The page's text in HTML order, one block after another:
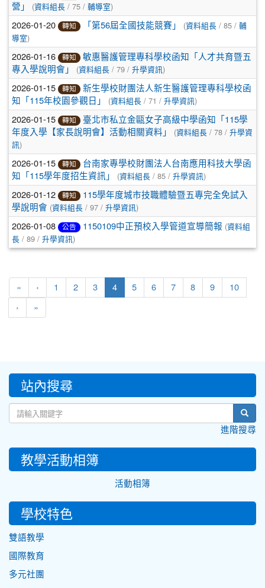
營」
(資料組長 / 75 / 輔導室)
2026-01-20 轉知 「第56屆全國技能競賽」 (資料組長 / 85 / 輔
導室)
2026-01-16 轉知
敏惠醫護管理專科學校函知「人才共育暨五
專入學說明會」
(資料組長 / 79 / 升學資訊)
2026-01-15 轉知
新生學校財團法人新生醫護管理專科學校函
知「115年校園參觀日」
(資料組長 / 71 / 升學資訊)
2026-01-15 轉知
臺北市私立金甌女子高級中學函知「115學
年度入學【家長說明會】活動相關資料」
(資料組長 / 78 / 升學資
訊)
2026-01-15 轉知
台南家專學校財團法人台南應用科技大學函
知「115學年度招生資訊」
(資料組長 / 85 / 升學資訊)
2026-01-12 轉知
115學年度城市技職體驗暨五專完全免試入
學說明會 (資料組長 / 97 / 升學資訊)
2026-01-08 公告 1150109中正預校入學管道宣導簡報 (資料組
長 / 89 / 升學資訊)
« ‹ 1 2 3 4(current)
5 6 7 8 9 10
› »
::: 站內搜尋
進階搜尋
教學活動相簿
活動相簿
學校特色
雙語教學
國際教育
多元社團